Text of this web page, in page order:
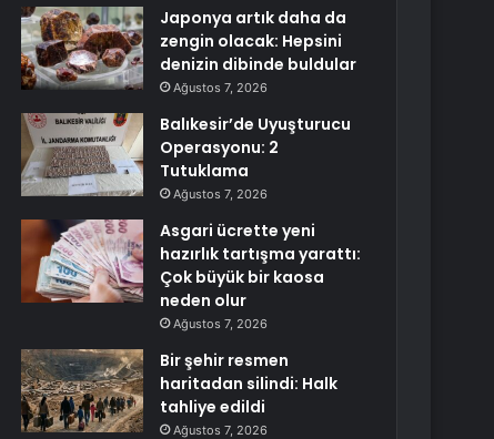
Japonya artık daha da
zengin olacak: Hepsini
denizin dibinde buldular
Ağustos 7, 2026
Balıkesir’de Uyuşturucu
Operasyonu: 2
Tutuklama
Ağustos 7, 2026
Asgari ücrette yeni
hazırlık tartışma yarattı:
Çok büyük bir kaosa
neden olur
Ağustos 7, 2026
Bir şehir resmen
haritadan silindi: Halk
tahliye edildi
Ağustos 7, 2026